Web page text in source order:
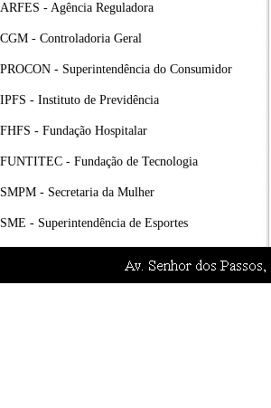
ARFES - Agência Reguladora
CGM - Controladoria Geral
PROCON - Superintendência do Consumidor
IPFS - Instituto de Previdência
FHFS - Fundação Hospitalar
FUNTITEC - Fundação de Tecnologia
SMPM - Secretaria da Mulher
SME - Superintendência de Esportes